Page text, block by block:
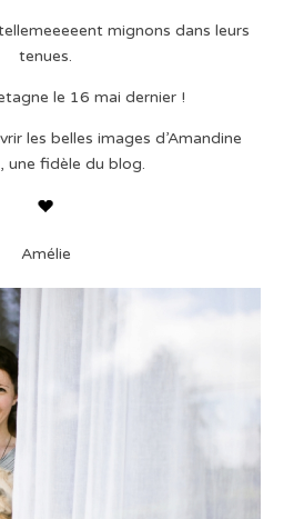
mignons dans leurs
tenues.
le 16 mai dernier !
les belles images d’Amandine
une fidèle du blog.
Amélie